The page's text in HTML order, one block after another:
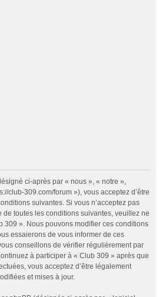
ci-après par « nous », « notre »,
club-309.com/forum »), vous acceptez d’être
suivantes. Si vous n’acceptez pas
de toutes les conditions suivantes, veuillez ne
309 ». Nous pouvons modifier ces conditions
essaierons de vous informer de ces
conseillons de vérifier régulièrement par
à participer à « Club 309 » après que
vous acceptez d’être légalement
et mises à jour.